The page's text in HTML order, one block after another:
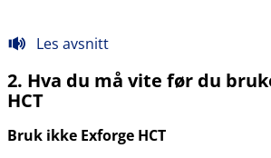
Les avsnitt
2. Hva du må vite før du
HCT
Bruk ikke Exforge HCT